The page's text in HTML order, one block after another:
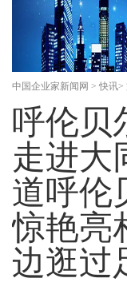
中国企业家新闻网 > 快讯>
呼伦贝
走进大
道呼伦
惊艳亮
边逛过